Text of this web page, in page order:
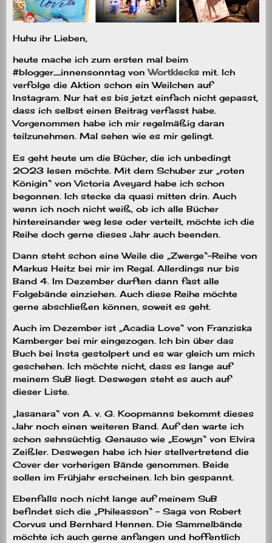
Huhu ihr Lieben,
heute mache ich zum ersten mal beim
#blogger_innensonntag vonWortklecks mit. Ich
verfolge die Aktion schon ein Weilchen auf
Instagram. Nur hat es bis jetzt einfach nicht gepasst,
dass ich selbst einen Beitrag verfasst habe.
Vorgenommen habe ich mir regelmäßig daran
teilzunehmen. Mal sehen wie es mir gelingt.
Es geht heute um die Bücher, die ich unbedingt
2023 lesen möchte. Mit dem Schuber zur „roten
Königin“ von Victoria Aveyard habe ich schon
begonnen. Ich stecke da quasi mitten drin. Auch
wenn ich noch nicht weiß, ob ich alle Bücher
hintereinander weg lese oder verteilt, möchte ich die
Reihe doch gerne dieses Jahr auch beenden.
Dann steht schon eine Weile die „Zwerge“-Reihe von
Markus Heitz bei mir im Regal. Allerdings nur bis
Band 4. Im Dezember durften dann fast alle
Folgebände einziehen. Auch diese Reihe möchte
gerne abschließen können, soweit es geht.
Auch im Dezember ist „Acadia Love“ von Franziska
Kamberger bei mir eingezogen. Ich bin über das
Buch bei Insta gestolpert und es war gleich um mich
geschehen. Ich möchte nicht, dass es lange auf
meinem SuB liegt. Deswegen steht es auch auf
dieser Liste.
„Iasanara“ von A. v. G. Koopmanns bekommt dieses
Jahr noch einen weiteren Band. Auf den warte ich
schon sehnsüchtig. Genauso wie „Eowyn“ von Elvira
Zeißler. Deswegen habe ich hier stellvertretend die
Cover der vorherigen Bände genommen. Beide
sollen im Frühjahr erscheinen. Ich bin gespannt.
Ebenfalls noch nicht lange auf meinem SuB
befindet sich die „Phileasson“ – Saga von Robert
Corvus und Bernhard Hennen. Die Sammelbände
möchte ich auch gerne anfangen und hoffentlich